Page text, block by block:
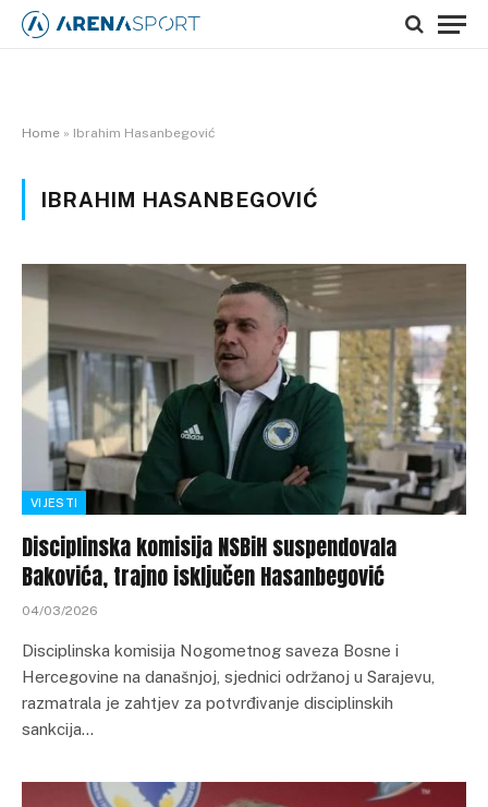
Home » Ibrahim Hasanbegović
IBRAHIM HASANBEGOVIĆ
VIJESTI
Disciplinska komisija NSBiH suspendovala
Bakovića, trajno isključen Hasanbegović
04/03/2026
Disciplinska komisija Nogometnog saveza Bosne i
Hercegovine na današnjoj, sjednici održanoj u Sarajevu,
razmatrala je zahtjev za potvrđivanje disciplinskih
sankcija…